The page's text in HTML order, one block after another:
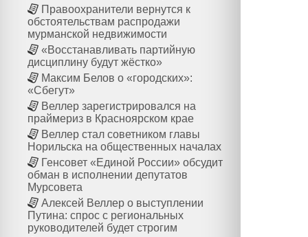
Правоохранители вернутся к
обстоятельствам распродажи
мурманской недвижимости
«Восстанавливать партийную
дисциплину будут жёстко»
Максим Белов о «городских»:
«Сбегут»
Веллер зарегистрировался на
праймериз в Красноярском крае
Веллер стал советником главы
Норильска на общественных началах
Генсовет «Единой России» обсудит
обман в исполнении депутатов
Мурсовета
Алексей Веллер о выступлении
Путина: спрос с региональных
руководителей будет строгим